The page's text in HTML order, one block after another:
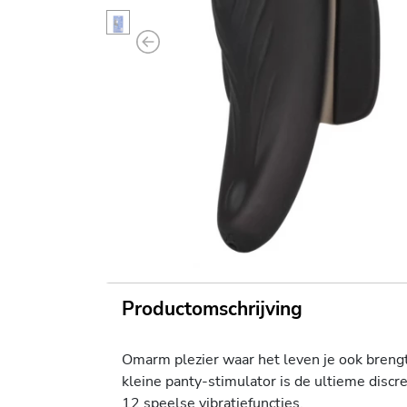
Previous
Productomschrijving
Omarm plezier waar het leven je ook
kleine panty-stimulator is de ultieme